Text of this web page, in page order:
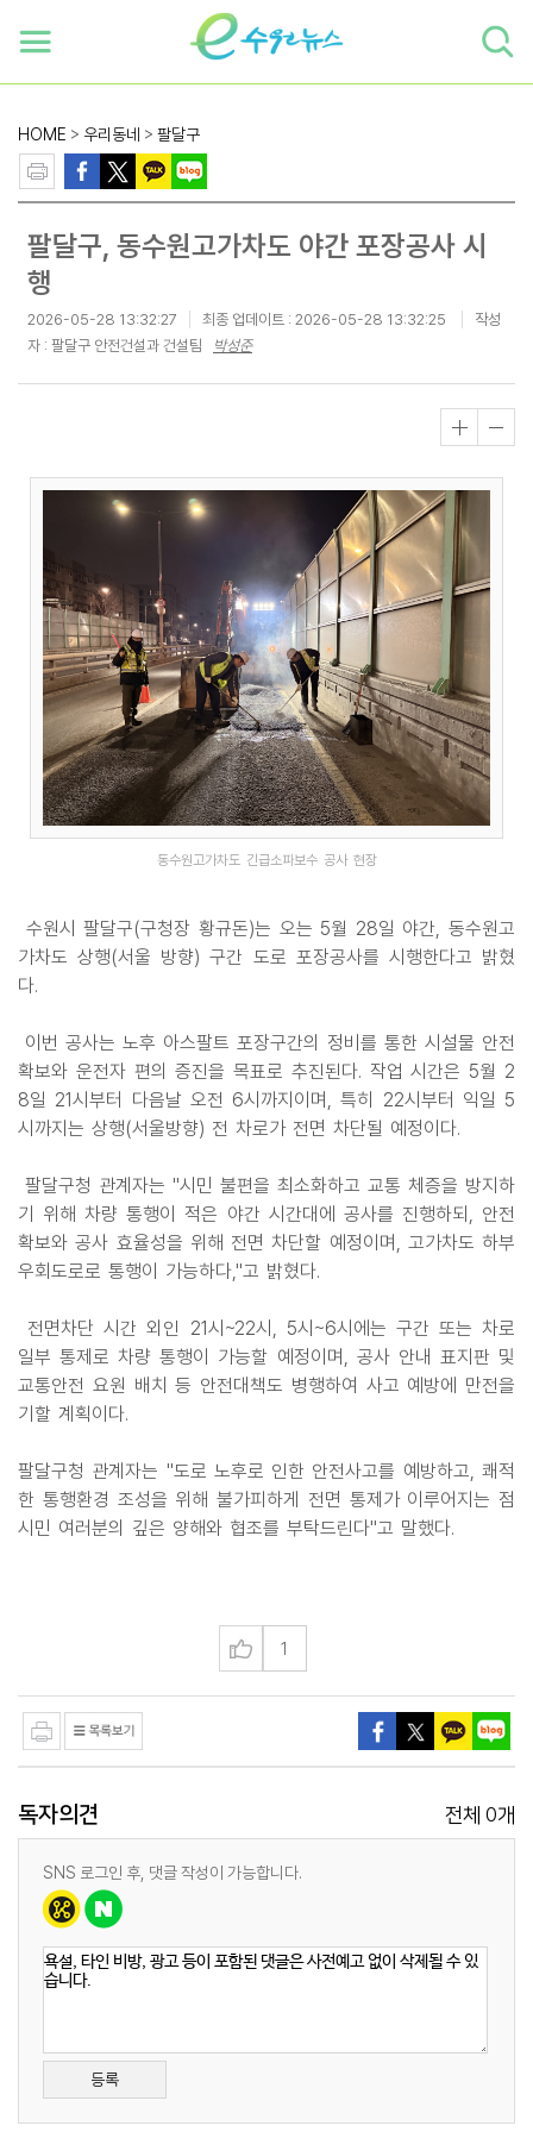
HOME > 우리동네 > 팔달구
팔달구, 동수원고가차도 야간 포장공사 시
행
2026-05-28 13:32:27 최종 업데이트 : 2026-05-28 13:32:25
작성
자 : 팔달구 안전건설과 건설팀
박성준
동수원고가차도 긴급소파보수 공사 현장
수원시 팔달구(구청장 황규돈)는 오는 5월 28일 야간, 동수원고
가차도 상행(서울 방향) 구간 도로 포장공사를 시행한다고 밝혔
다.
이번 공사는 노후 아스팔트 포장구간의 정비를 통한 시설물 안전
확보와 운전자 편의 증진을 목표로 추진된다. 작업 시간은 5월 2
8일 21시부터 다음날 오전 6시까지이며, 특히 22시부터 익일 5
시까지는 상행(서울방향) 전 차로가 전면 차단될 예정이다.
팔달구청 관계자는 "시민 불편을 최소화하고 교통 체증을 방지하
기 위해 차량 통행이 적은 야간 시간대에 공사를 진행하되, 안전
확보와 공사 효율성을 위해 전면 차단할 예정이며, 고가차도 하부
우회도로로 통행이 가능하다,"고 밝혔다.
전면차단 시간 외인 21시~22시, 5시~6시에는 구간 또는 차로
일부 통제로 차량 통행이 가능할 예정이며, 공사 안내 표지판 및
교통안전 요원 배치 등 안전대책도 병행하여 사고 예방에 만전을
기할 계획이다.
팔달구청 관계자는 "도로 노후로 인한 안전사고를 예방하고, 쾌적
한 통행환경 조성을 위해 불가피하게 전면 통제가 이루어지는 점
시민 여러분의 깊은 양해와 협조를 부탁드린다"고 말했다.
1
독자의견 전체 0개
SNS 로그인 후, 댓글 작성이 가능합니다.
등록